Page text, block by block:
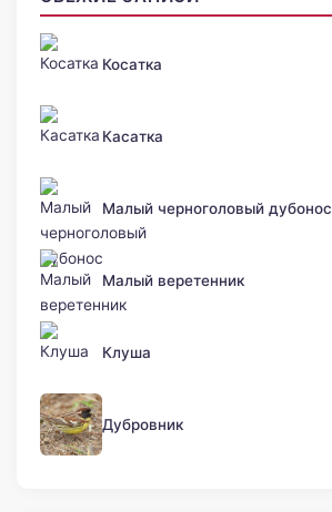
Косатка
Касатка
Малый черноголовый дубонос
Малый веретенник
Клуша
Дубровник